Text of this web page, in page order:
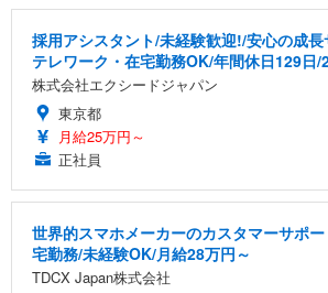
採用アシスタント/未経験歓迎!/安心の成
テレワーク・在宅勤務OK/年間休日129日/
株式会社エクシードジャパン
東京都
月給25万円～
正社員
世界的スマホメーカーのカスタマーサポ
宅勤務/未経験OK/月給28万円～
TDCX Japan株式会社